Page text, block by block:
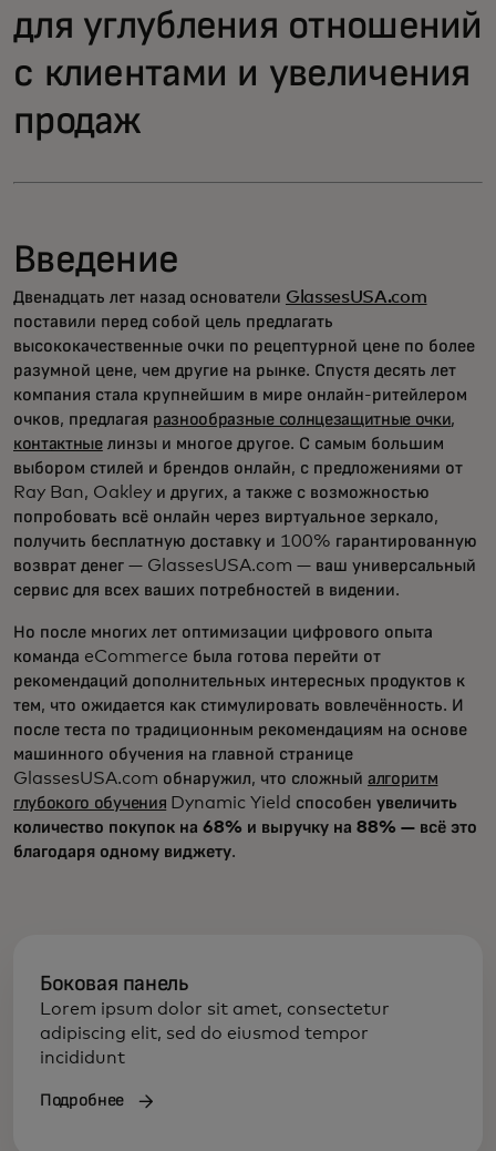
для углубления отношений
с клиентами и увеличения
продаж
Введение
Двенадцать лет назад основатели GlassesUSA.com
поставили перед собой цель предлагать
высококачественные очки по рецептурной цене по более
разумной цене, чем другие на рынке. Спустя десять лет
компания стала крупнейшим в мире онлайн-ритейлером
очков, предлагая разнообразные солнцезащитные очки,
контактныелинзы и многое другое. С самым большим
выбором стилей и брендов онлайн, с предложениями от
Ray Ban, Oakley и других, а также с возможностью
попробовать всё онлайн через виртуальное зеркало,
получить бесплатную доставку и 100% гарантированную
возврат денег — GlassesUSA.com — ваш универсальный
сервис для всех ваших потребностей в видении.
Но после многих лет оптимизации цифрового опыта
команда eCommerce была готова перейти от
рекомендаций дополнительных интересных продуктов к
тем, что ожидается как стимулировать вовлечённость. И
после теста по традиционным рекомендациям на основе
машинного обучения на главной странице
GlassesUSA.com обнаружил, что сложный алгоритм
глубокого обучения Dynamic Yield способенувеличить
количество покупок на 68% и выручку на 88% — всё это
благодаря одному виджету.
Боковая панель
Lorem ipsum dolor sit amet, consectetur
adipiscing elit, sed do eiusmod tempor
incididunt
Подробнее